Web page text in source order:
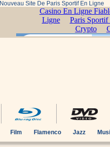
Nouveau Site De Paris Sportif En Ligne
Film Flamenco Jazz